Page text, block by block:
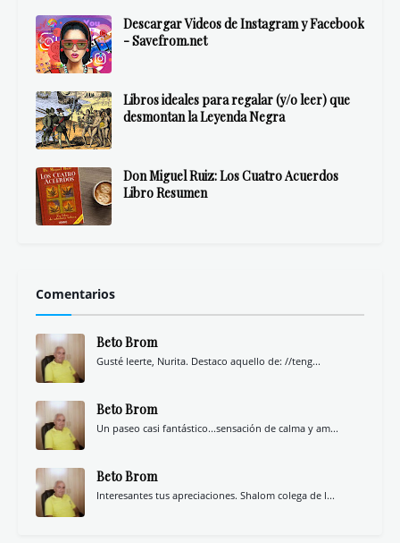
Descargar Videos de Instagram y Facebook
- Savefrom.net
Libros ideales para regalar (y/o leer) que
desmontan la Leyenda Negra
Don Miguel Ruiz: Los Cuatro Acuerdos
Libro Resumen
Comentarios
Beto Brom
Gusté leerte, Nurita. Destaco aquello de: //teng...
Beto Brom
Un paseo casi fantástico...sensación de calma y am...
Beto Brom
Interesantes tus apreciaciones. Shalom colega de l...